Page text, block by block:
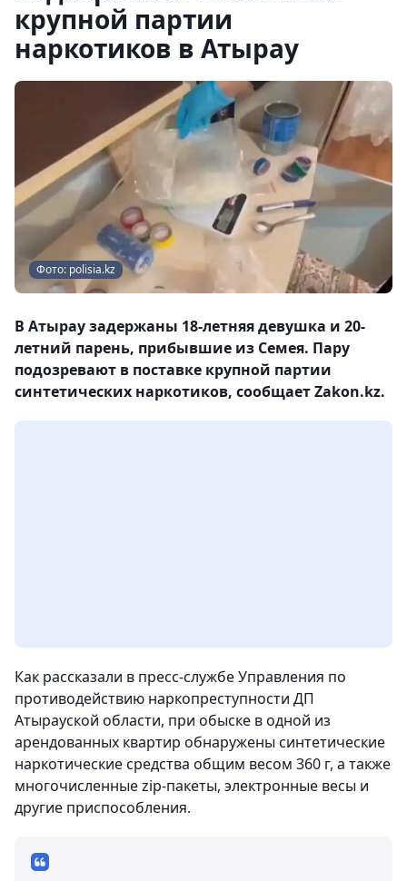
крупной партии
наркотиков в Атырау
Фото: polisia.kz
В Атырау задержаны 18-летняя девушка и 20-
летний парень, прибывшие из Семея. Пару
подозревают в поставке крупной партии
синтетических наркотиков, сообщает Zakon.kz.
Как рассказали в пресс-службе Управления по
противодействию наркопреступности ДП
Атырауской области, при обыске в одной из
арендованных квартир обнаружены синтетические
наркотические средства общим весом 360 г, а также
многочисленные zip-пакеты, электронные весы и
другие приспособления.